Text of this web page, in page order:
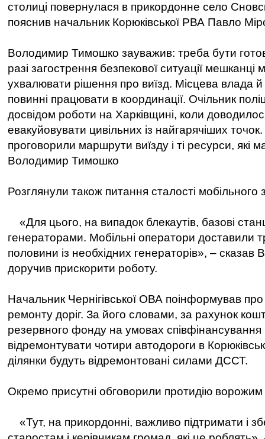
столиці повернулася в прикордонне село
пояснив начальник Корюківської РВА Павло
Володимир Тимошко зауважив: треба бути
разі загострення безпекової ситуації мешканці
ухвалювати рішення про виїзд. Місцева влада й
повинні працювати в координації. Очільник
досвідом роботи на Харківщині, коли
евакуйовувати цивільних із найгарячіших
проговорили маршрути виїзду і ті ресурси, які
Володимир Тимошко
Розглянули також питання сталості мобільного
«Для цього, на випадок блекаутів, базові
генераторами. Мобільні оператори доставили
половини із необхідних генераторів», – сказав
доручив прискорити роботу.
Начальник Чернігівської ОВА поінформував
ремонту доріг. За його словами, за рахунок
резервного фонду на умовах
відремонтувати чотири автодороги в
ділянки будуть відремонтовані силами ДССТ.
Окремо присутні обговорили протидію
«Тут, на прикордонні, важливо підтримати і